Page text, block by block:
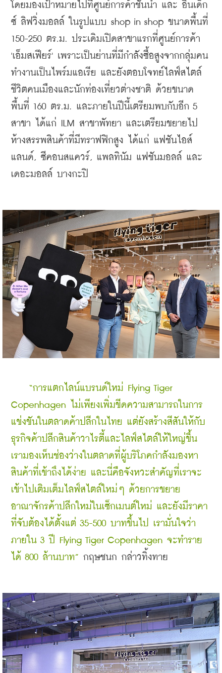
โดยมองเป้าหมายไปที่ศูนย์การค้าชั้นนำ และ อินเด็ก
ซ์ ลิฟวิ่งมอลล์ ในรูปแบบ shop in shop ขนาดพื้นที่
150-250 ตร.ม. ประเดิมเปิดสาขาแรกที่ศูนย์การค้า
'เอ็มสเฟียร์' เพราะเป็นย่านที่มีกำลังซื้อสูงจากกลุ่มคน
ทำงานเป็นไพร์มแอเรีย และยังตอบโจทย์ไลฟ์สไตล์
ชีวิตคนเมืองและนักท่องเที่ยวต่างชาติ ด้วยขนาด
พื้นที่ 160 ตร.ม. และภายในปีนี้เตรียมพบกับอีก 5
สาขา ได้แก่ ILM สาขาพัทยา และเตรียมขยายไป
ห้างสรรพสินค้าที่มีทราฟฟิกสูง ได้แก่ แฟชันไอส์
แลนด์, ซีคอนสแควร์, แพลทินัม แฟชันมอลล์ และ
เดอะมอลล์ บางกะปิ
“การแตกไลน์แบรนด์ใหม่ Flying Tiger
Copenhagen ไม่เพียงเพิ่มขีดความสามารถในการ
แข่งขันในตลาดค้าปลีกในไทย แต่ยังสร้างสีสันให้กับ
ธุรกิจค้าปลีกสินค้าวาไรตี้และไลฟ์สไตล์ให้ใหญ่ขึ้น
เรามองเห็นช่องว่างในตลาดที่ผู้บริโภคกำลังมองหา
สินค้าที่เข้าถึงได้ง่าย และนี่คือจังหวะสำคัญที่เราจะ
เข้าไปเติมเต็มไลฟ์สไตล์ใหม่ๆ ด้วยการขยาย
อาณาจักรค้าปลีกใหม่ในเซ็กเมนต์ใหม่ และยังมีราคา
ที่จับต้องได้ตั้งแต่ 35-500 บาทขึ้นไป เรามั่นใจว่า
ภายใน 3 ปี Flying Tiger Copenhagen จะทำราย
ได้ 800 ล้านบาท” กฤษชนก กล่าวทิ้งทาย